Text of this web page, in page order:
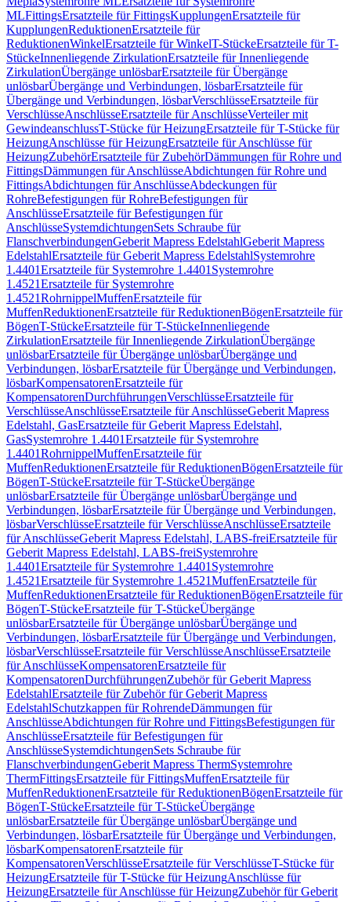
MLFittingsErsatzteile für FittingsKupplungenErsatzteile für
KupplungenReduktionenErsatzteile für
ReduktionenWinkelErsatzteile für WinkelT-StückeErsatzteile für T-
StückeInnenliegende ZirkulationErsatzteile für Innenliegende
ZirkulationÜbergänge unlösbarErsatzteile für Übergänge
unlösbarÜbergänge und Verbindungen, lösbarErsatzteile für
Übergänge und Verbindungen, lösbarVerschlüsseErsatzteile für
VerschlüsseAnschlüsseErsatzteile für AnschlüsseVerteiler mit
GewindeanschlussT-Stücke für HeizungErsatzteile für T-Stücke für
HeizungAnschlüsse für HeizungErsatzteile für Anschlüsse für
HeizungZubehörErsatzteile für ZubehörDämmungen für Rohre und
FittingsDämmungen für AnschlüsseAbdichtungen für Rohre und
FittingsAbdichtungen für AnschlüsseAbdeckungen für
RohreBefestigungen für RohreBefestigungen für
AnschlüsseErsatzteile für Befestigungen für
AnschlüsseSystemdichtungenSets Schraube für
FlanschverbindungenGeberit Mapress EdelstahlGeberit Mapress
EdelstahlErsatzteile für Geberit Mapress EdelstahlSystemrohre
1.4401Ersatzteile für Systemrohre 1.4401 Systemrohre
1.4521Ersatzteile für Systemrohre
1.4521RohrnippelMuffenErsatzteile für
MuffenReduktionenErsatzteile für ReduktionenBögenErsatzteile für
BögenT-StückeErsatzteile für T-StückeInnenliegende
ZirkulationErsatzteile für Innenliegende ZirkulationÜbergänge
unlösbarErsatzteile für Übergänge unlösbarÜbergänge und
Verbindungen, lösbarErsatzteile für Übergänge und Verbindungen,
lösbarKompensatorenErsatzteile für
KompensatorenDurchführungenVerschlüsseErsatzteile für
VerschlüsseAnschlüsseErsatzteile für AnschlüsseGeberit Mapress
Edelstahl, GasErsatzteile für Geberit Mapress Edelstahl,
GasSystemrohre 1.4401Ersatzteile für Systemrohre
1.4401RohrnippelMuffenErsatzteile für
MuffenReduktionenErsatzteile für ReduktionenBögenErsatzteile für
BögenT-StückeErsatzteile für T-StückeÜbergänge
unlösbarErsatzteile für Übergänge unlösbarÜbergänge und
Verbindungen, lösbarErsatzteile für Übergänge und Verbindungen,
lösbarVerschlüsseErsatzteile für VerschlüsseAnschlüsseErsatzteile
für AnschlüsseGeberit Mapress Edelstahl, LABS-freiErsatzteile für
Geberit Mapress Edelstahl, LABS-freiSystemrohre
1.4401Ersatzteile für Systemrohre 1.4401 Systemrohre
1.4521Ersatzteile für Systemrohre 1.4521MuffenErsatzteile für
MuffenReduktionenErsatzteile für ReduktionenBögenErsatzteile für
BögenT-StückeErsatzteile für T-StückeÜbergänge
unlösbarErsatzteile für Übergänge unlösbarÜbergänge und
Verbindungen, lösbarErsatzteile für Übergänge und Verbindungen,
lösbarVerschlüsseErsatzteile für VerschlüsseAnschlüsseErsatzteile
für AnschlüsseKompensatorenErsatzteile für
KompensatorenDurchführungenZubehör für Geberit Mapress
EdelstahlErsatzteile für Zubehör für Geberit Mapress
EdelstahlSchutzkappen für RohrendeDämmungen für
AnschlüsseAbdichtungen für Rohre und FittingsBefestigungen für
AnschlüsseErsatzteile für Befestigungen für
AnschlüsseSystemdichtungenSets Schraube für
FlanschverbindungenGeberit Mapress ThermSystemrohre
ThermFittingsErsatzteile für FittingsMuffenErsatzteile für
MuffenReduktionenErsatzteile für ReduktionenBögenErsatzteile für
BögenT-StückeErsatzteile für T-StückeÜbergänge
unlösbarErsatzteile für Übergänge unlösbarÜbergänge und
Verbindungen, lösbarErsatzteile für Übergänge und Verbindungen,
lösbarKompensatorenErsatzteile für
KompensatorenVerschlüsseErsatzteile für VerschlüsseT-Stücke für
HeizungErsatzteile für T-Stücke für HeizungAnschlüsse für
HeizungErsatzteile für Anschlüsse für HeizungZubehör für Geberit